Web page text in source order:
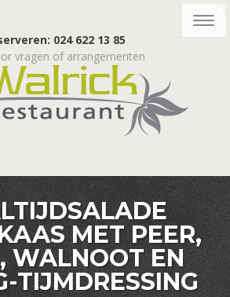
024 622 13 85
vragen of arrangementen
MET PEER,
WALNOOT EN
TIJMDRESSING